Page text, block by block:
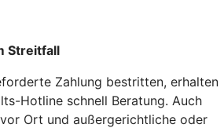
Streitfall
Zahlung bestritten, erhalten
Hotline schnell Beratung. Auch
Ort und außergerichtliche oder